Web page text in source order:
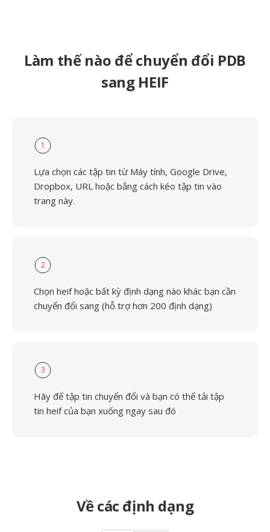
Làm thế nào để chuyển đổi PDB
sang HEIF
1
Lựa chọn các tập tin từ Máy tính, Google Drive,
Dropbox, URL hoặc bằng cách kéo tập tin vào
trang này.
2
Chọn heif hoặc bất kỳ định dạng nào khác bạn cần
chuyển đổi sang (hỗ trợ hơn 200 định dạng)
3
Hãy để tập tin chuyển đổi và bạn có thể tải tập
tin heif của bạn xuống ngay sau đó
Về các định dạng